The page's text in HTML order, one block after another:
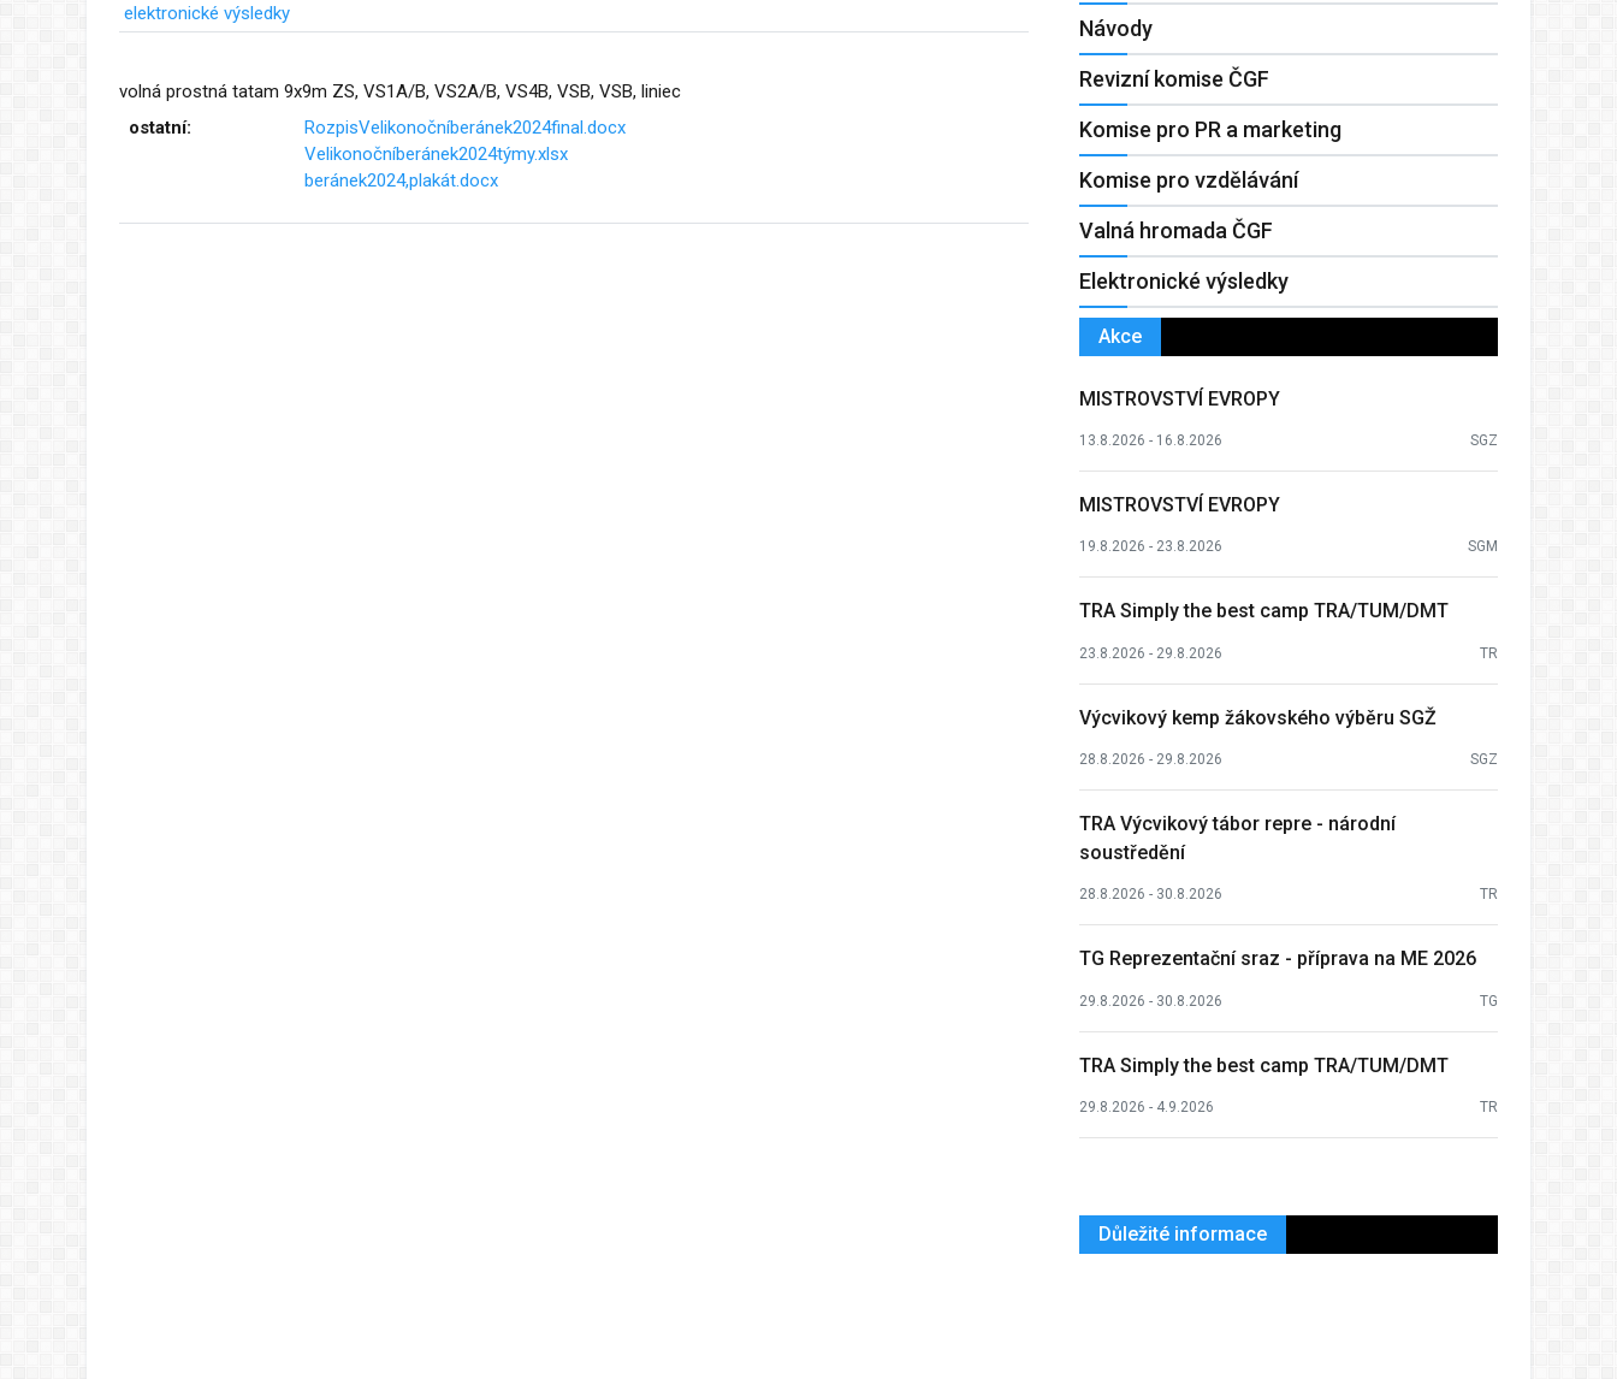
elektronické výsledky
volná prostná tatam 9x9m ZS, VS1A/B, VS2A/B, VS4B, VSB, VSB, liniec
ostatní:
RozpisVelikonočníberánek2024final.docx
Velikonočníberánek2024týmy.xlsx
beránek2024,plakát.docx
Návody
Revizní komise ČGF
Komise pro PR a marketing
Komise pro vzdělávání
Valná hromada ČGF
Elektronické výsledky
Akce
MISTROVSTVÍ EVROPY
13.8.2026 - 16.8.2026 SGZ
MISTROVSTVÍ EVROPY
19.8.2026 - 23.8.2026 SGM
TRA Simply the best camp TRA/TUM/DMT
23.8.2026 - 29.8.2026 TR
Výcvikový kemp žákovského výběru SGŽ
28.8.2026 - 29.8.2026 SGZ
TRA Výcvikový tábor repre - národní
soustředění
28.8.2026 - 30.8.2026 TR
TG Reprezentační sraz - příprava na ME 2026
29.8.2026 - 30.8.2026 TG
TRA Simply the best camp TRA/TUM/DMT
29.8.2026 - 4.9.2026 TR
Důležité informace